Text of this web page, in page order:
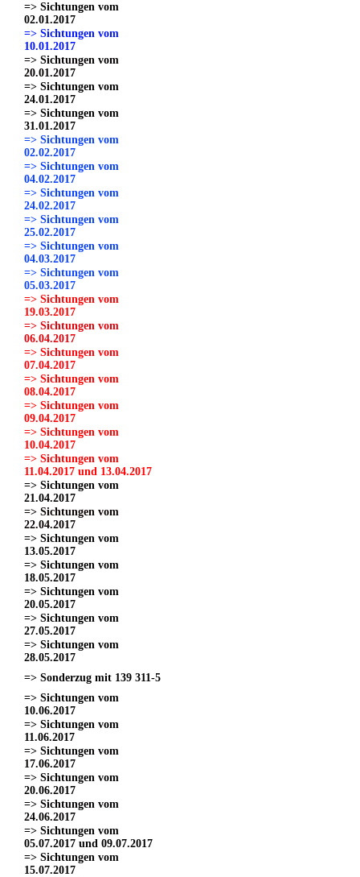
=> Sichtungen vom
02.01.2017
=> Sichtungen vom
10.01.2017
=> Sichtungen vom
20.01.2017
=> Sichtungen vom
24.01.2017
=> Sichtungen vom
31.01.2017
=> Sichtungen vom
02.02.2017
=> Sichtungen vom
04.02.2017
=> Sichtungen vom
24.02.2017
=> Sichtungen vom
25.02.2017
=> Sichtungen vom
04.03.2017
=> Sichtungen vom
05.03.2017
=> Sichtungen vom
19.03.2017
=> Sichtungen vom
06.04.2017
=> Sichtungen vom
07.04.2017
=> Sichtungen vom
08.04.2017
=> Sichtungen vom
09.04.2017
=> Sichtungen vom
10.04.2017
=> Sichtungen vom
11.04.2017 und 13.04.2017
=> Sichtungen vom
21.04.2017
=> Sichtungen vom
22.04.2017
=> Sichtungen vom
13.05.2017
=> Sichtungen vom
18.05.2017
=> Sichtungen vom
20.05.2017
=> Sichtungen vom
27.05.2017
=> Sichtungen vom
28.05.2017
=> Sonderzug mit 139 311-5
=> Sichtungen vom
10.06.2017
=> Sichtungen vom
11.06.2017
=> Sichtungen vom
17.06.2017
=> Sichtungen vom
20.06.2017
=> Sichtungen vom
24.06.2017
=> Sichtungen vom
05.07.2017 und 09.07.2017
=> Sichtungen vom
15.07.2017